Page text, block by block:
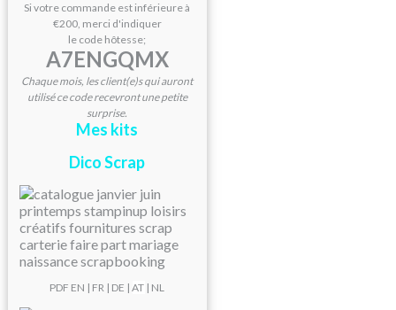
Si votre commande est inférieure à
€200, merci d'indiquer
le code hôtesse;
A7ENGQMX
Chaque mois, les client(e)s qui auront
utilisé ce code recevront une petite
surprise.
Mes kits
Dico Scrap
PDF EN | FR | DE | AT | NL